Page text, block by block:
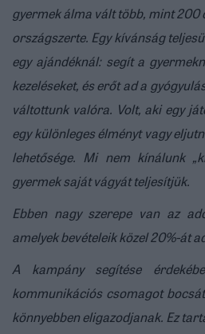
gyermek álma vált több, mint 200
országszerte. Egy kívánság
egy ajándéknál: segít a
kezeléseket, és erőt ad a
váltottunk valóra. Volt, aki egy
egy különleges élményt vagy
lehetősége. Mi nem kínálunk
gyermek saját vágyát teljesítjük.
Ebben nagy szerepe van az
amelyek bevételeik közel 20%-át
A kampány segítése
kommunikációs csomagot
könnyebben eligazodjanak. Ez